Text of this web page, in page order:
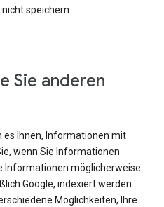
speichern.
Sie anderen
es Ihnen, Informationen mit
wenn Sie Informationen
Informationen möglicherweise
Google, indexiert werden.
Möglichkeiten, Ihre